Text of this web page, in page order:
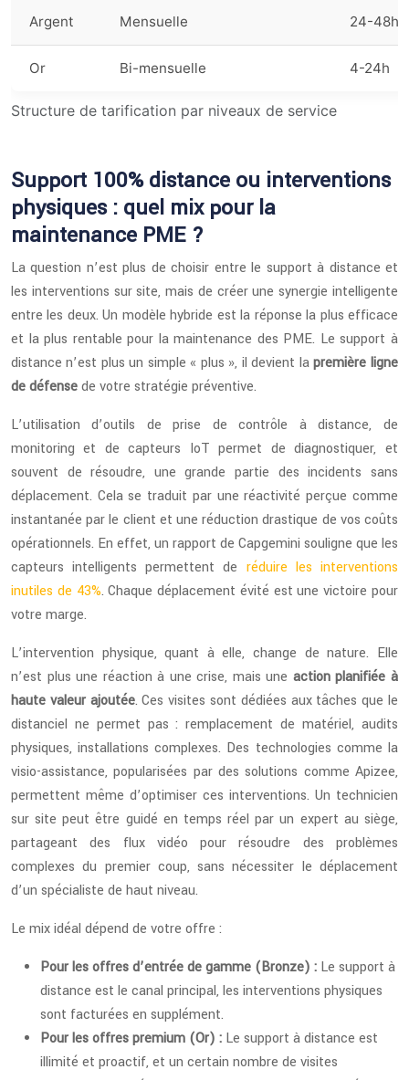
Structure de tarification par niveaux de service
Argent Mensuelle 24-48h
Or Bi-mensuelle 4-24h
Support 100% distance ou interventions
physiques : quel mix pour la
maintenance PME ?
La question n’est plus de choisir entre le support à distance et
les interventions sur site, mais de créer une synergie intelligente
entre les deux. Un modèle hybride est la réponse la plus efficace
et la plus rentable pour la maintenance des PME. Le support à
distance n’est plus un simple « plus », il devient lapremière ligne
de défensede votre stratégie préventive.
L’utilisation d’outils de prise de contrôle à distance, de
monitoring et de capteurs IoT permet de diagnostiquer, et
souvent de résoudre, une grande partie des incidents sans
déplacement. Cela se traduit par une réactivité perçue comme
instantanée par le client et une réduction drastique de vos coûts
opérationnels. En effet, un rapport de Capgemini souligne que les
capteurs intelligents permettent de réduire les interventions
inutiles de 43%. Chaque déplacement évité est une victoire pour
votre marge.
L’intervention physique, quant à elle, change de nature. Elle
n’est plus une réaction à une crise, mais une action planifiée à
haute valeur ajoutée. Ces visites sont dédiées aux tâches que le
distanciel ne permet pas : remplacement de matériel, audits
physiques, installations complexes. Des technologies comme la
visio-assistance, popularisées par des solutions comme Apizee,
permettent même d’optimiser ces interventions. Un technicien
sur site peut être guidé en temps réel par un expert au siège,
partageant des flux vidéo pour résoudre des problèmes
complexes du premier coup, sans nécessiter le déplacement
d’un spécialiste de haut niveau.
Le mix idéal dépend de votre offre :
Pour les offres d’entrée de gamme (Bronze) : Le support à
distance est le canal principal, les interventions physiques
sont facturées en supplément.
Pour les offres premium (Or) : Le support à distance est
illimité et proactif, et un certain nombre de visites